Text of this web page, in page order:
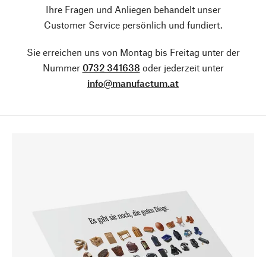
Ihre Fragen und Anliegen behandelt unser
Customer Service persönlich und fundiert.
Sie erreichen uns von Montag bis Freitag unter der
Nummer 0732 341638 oder jederzeit unter
info@manufactum.at